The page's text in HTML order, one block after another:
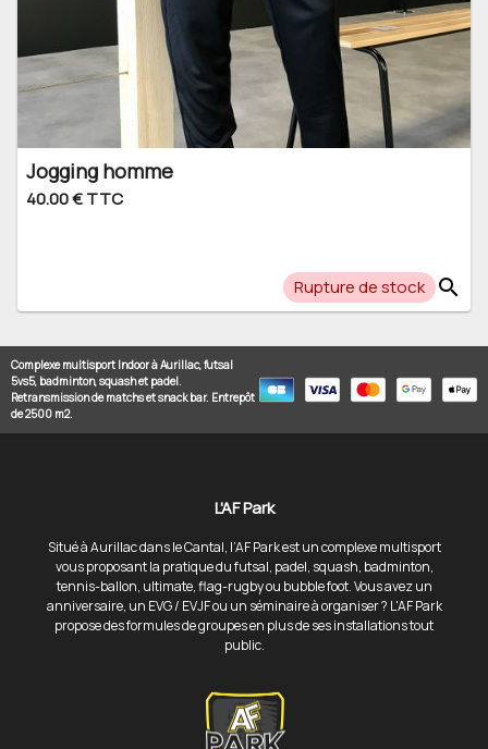
Jogging homme
40.00 € TTC
Rupture de stock search
Complexe multisport Indoor à Aurillac, futsal
5vs5, badminton, squash et padel.
Retransmission de matchs et snack bar. Entrepôt
de 2500 m2.
L'AF Park
Situé à Aurillac dans le Cantal, l’AF Park est un complexe multisport
vous proposant la pratique du futsal, padel, squash, badminton,
tennis-ballon, ultimate, flag-rugby ou bubble foot. Vous avez un
anniversaire, un EVG / EVJF ou un séminaire à organiser ? L'AF Park
propose des formules de groupes en plus de ses installations tout
public.